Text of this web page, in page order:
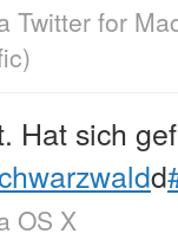
Twitter for
)
Hat sich
d
OS X